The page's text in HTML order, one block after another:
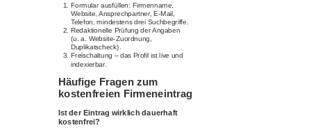
Formular ausfüllen: Firmenname,
Website, Ansprechpartner, E-Mail,
Telefon, mindestens drei Suchbegriffe.
Redaktionelle Prüfung der Angaben
(u. a. Website-Zuordnung,
Duplikatscheck).
Freischaltung – das Profil ist live und
indexierbar.
Häufige Fragen zum
kostenfreien Firmeneintrag
Ist der Eintrag wirklich dauerhaft
kostenfrei?